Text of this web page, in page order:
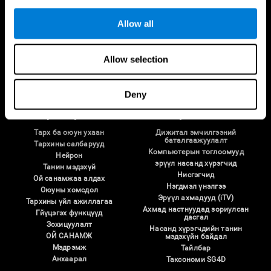
Allow all
Allow selection
Deny
Биднийг дага
Тархи Судлал
Тарх ба оюун ухаан
Тархины салбарууд
Нейрон
Танин мэдэхүй
Ой санамжаа алдах
Оюуны хомсдол
Тархины үйл ажиллагаа
Гйүцэгэх функцүүд
Зохицуулалт
ОЙ САНАМЖ
Мэдрэмж
Анхаарал
Судалгаа
Дижитал эмчилгээний
баталгаажуулалт
Компьютерын тоглоомууд
эрүүл насанд хүрэгчид
Нисгэгчид
Нэгдмэл үнэлгээ
Эрүүл ахмадууд (iTV)
Ахмад настнуудад зориулсан
дасгал
Насанд хүрэгчдийн танин
мэдэхүйн байдал
Тайлбар
Таксономи SG4D